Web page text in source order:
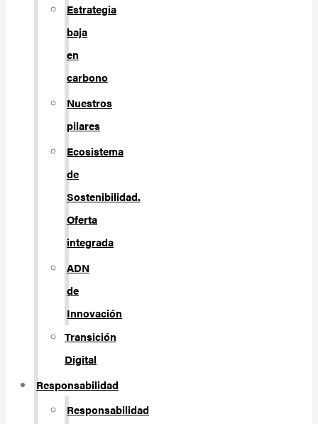
Estrategia
baja
en
carbono
Nuestros
pilares
Ecosistema
de
Sostenibilidad.
Oferta
integrada
ADN
de
Innovación
Transición
Digital
Responsabilidad
Responsabilidad